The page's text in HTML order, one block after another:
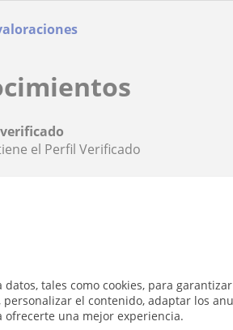
tales como cookies, para
el contenido, adaptar los
ofrecerte una mejor experiencia.
el Perfil Verificado